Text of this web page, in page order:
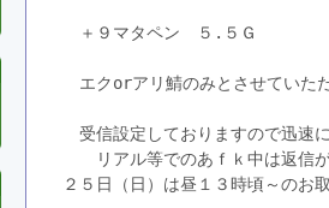
＋９マタペン　５.５Ｇ
エクorアリ鯖のみとさせていた
受信設定しておりますので迅速
リアル等でのあｆｋ中は返信が
２５日（日）は昼１３時頃～のお